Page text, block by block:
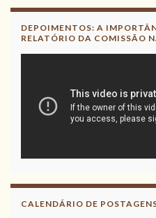
DEPOIMENTOS: A
RELATÓRIO DA COMISSÃO
CALENDÁRIO DE